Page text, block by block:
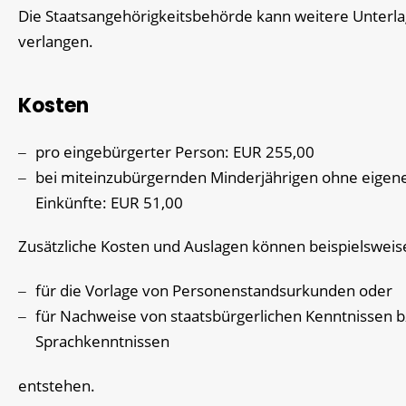
Die Staatsangehörigkeitsbehörde kann weitere
verlangen.
Kosten
pro eingebürgerter Person: EUR 255,00
bei miteinzubürgernden Minderjährigen ohne
Einkünfte: EUR 51,00
Zusätzliche Kosten und Auslagen können
für die Vorlage von Personenstandsurkunden oder
für Nachweise von staatsbürgerlichen Kenntnissen
Sprachkenntnissen
entstehen.